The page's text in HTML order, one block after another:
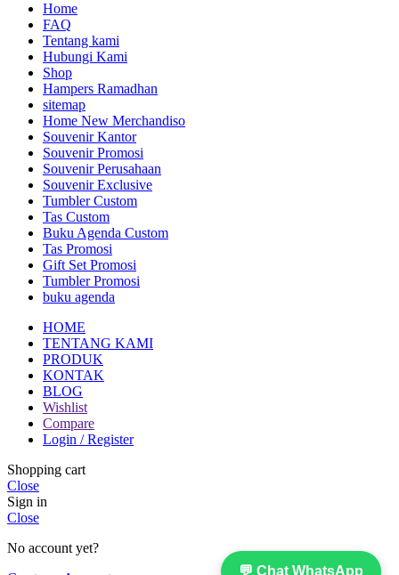
💬 Chat WhatsApp
Home
FAQ
Tentang kami
Hubungi Kami
Shop
Hampers Ramadhan
sitemap
Home New Merchandiso
Souvenir Kantor
Souvenir Promosi
Souvenir Perusahaan
Souvenir Exclusive
Tumbler Custom
Tas Custom
Buku Agenda Custom
Tas Promosi
Gift Set Promosi
Tumbler Promosi
buku agenda
HOME
TENTANG KAMI
PRODUK
KONTAK
BLOG
Wishlist
Compare
Login / Register
Shopping cart
Close
Sign in
Close
No account yet?